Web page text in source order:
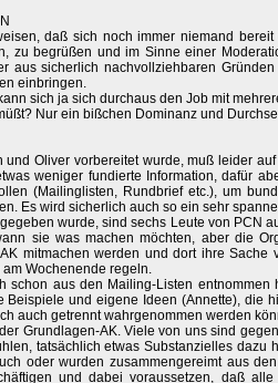
daß sich noch immer niemand
zu begrüßen und im Sinne einer
aus sicherlich nachvollziehbaren
einbringen.
sich ja sich durchaus den Job mit
Nur ein bißchen Dominanz und
und Oliver vorbereitet wurde, muß leider
weniger fundierte Information, dafür
(Mailinglisten, Rundbrief etc.), um
Es wird sicherlich auch so ein sehr
wurde, sind sechs Leute von PCN
sie was machen möchten, aber die
mitmachen werden und dort ihre
Wochenende regeln.
schon aus den Mailing-Listen entnommen
Beispiele und eigene Ideen (Annette), die
auch getrennt wahrgenommen werden
Grundlagen-AK. Viele von uns sind
tatsächlich etwas Substanzielles dazu
oder wurden zusammengereimt aus
und dabei voraussetzen, daß